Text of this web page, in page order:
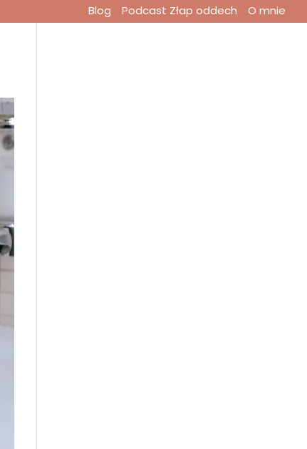
Blog Podcast Złap oddech O mnie